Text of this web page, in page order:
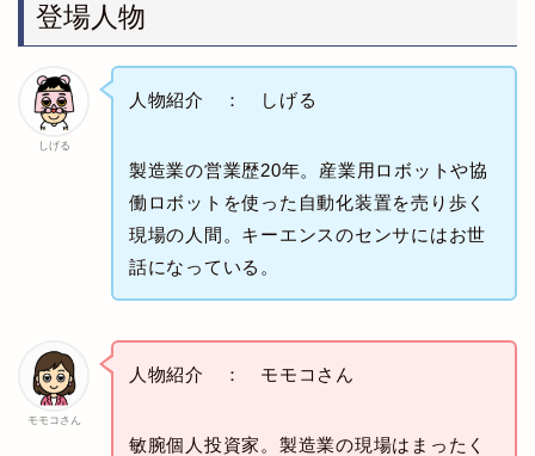
登場人物
しげる
人物紹介 ： しげる
製造業の営業歴20年。産業用ロボットや協
働ロボットを使った自動化装置を売り歩く
現場の人間。キーエンスのセンサにはお世
話になっている。
モモコさん
人物紹介 ： モモコさん
敏腕個人投資家。製造業の現場はまったく